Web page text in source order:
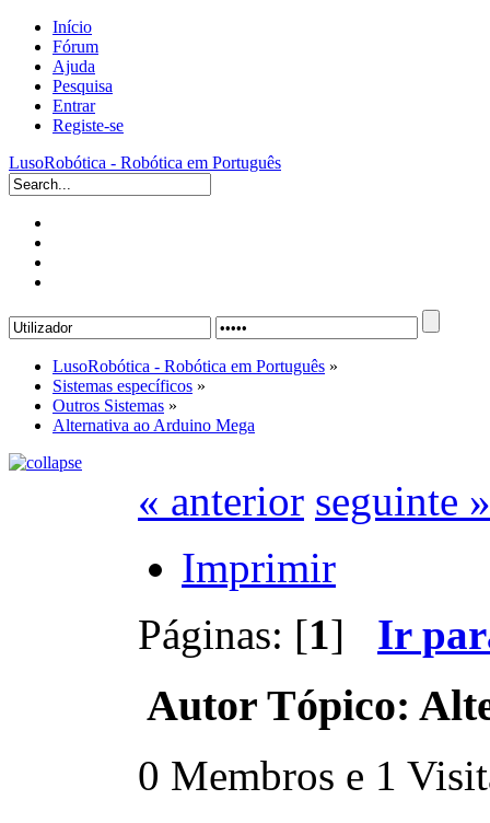
Início
Fórum
Ajuda
Pesquisa
Entrar
Registe-se
LusoRobótica - Robótica em Português
LusoRobótica - Robótica em Português »
Sistemas específicos »
Outros Sistemas »
Alternativa ao Arduino Mega
« anterior seguinte »
Imprimir
Páginas: [1] Ir
Autor Tópico:
0 Membros e 1